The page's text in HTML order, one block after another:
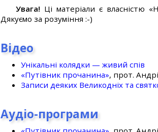
Увага! Ці матеріали є власністю
Дякуємо за розуміння :-)
Відео
Унікальні колядки — живий спів
«Путівник прочанина», прот.
Записи деяких Великодніх та
Аудіо-програми